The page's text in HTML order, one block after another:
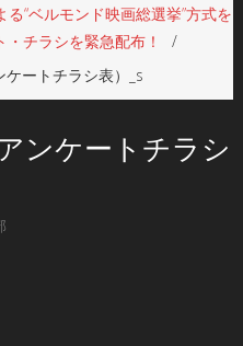
“ベルモンド映画総選挙”方式を
チラシを緊急配布！
ートチラシ表）_s
ンケートチラシ